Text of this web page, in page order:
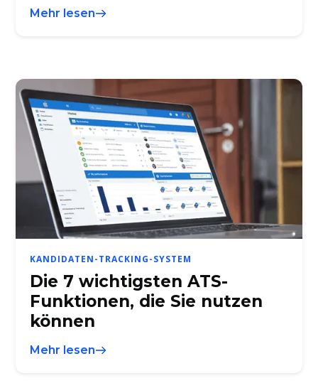
Mehr lesen
KANDIDATEN-TRACKING-SYSTEM
Die 7 wichtigsten ATS-
Funktionen, die Sie nutzen
können
Mehr lesen